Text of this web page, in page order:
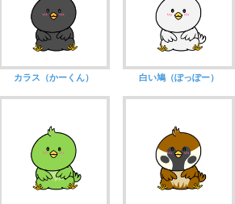
カラス（かーくん） 白い鳩（ぽっぽー）